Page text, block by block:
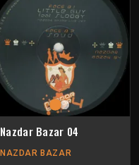
Nazdar Bazar 04
NAZDAR BAZAR